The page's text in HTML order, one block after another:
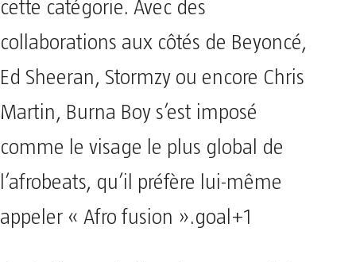
cette catégorie. Avec des
collaborations aux côtés de Beyoncé,
Ed Sheeran, Stormzy ou encore Chris
Martin, Burna Boy s’est imposé
comme le visage le plus global de
l’afrobeats, qu’il préfère lui-même
appeler « Afro fusion ».goal+1